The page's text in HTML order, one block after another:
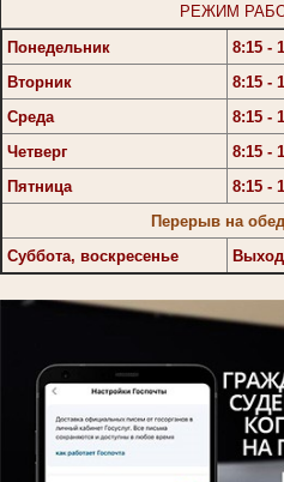
РЕЖИМ
Понедельник
8:15 -
Вторник
8:15 -
Среда
8:15 -
Четверг
8:15 -
Пятница
8:15 -
Перерыв на
Суббота, воскресенье